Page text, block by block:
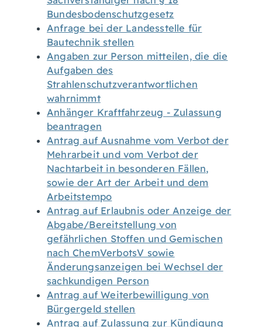
Bundesbodenschutzgesetz
Anfrage bei der Landesstelle für
Bautechnik stellen
Angaben zur Person mitteilen, die die
Aufgaben des
Strahlenschutzverantwortlichen
wahrnimmt
Anhänger Kraftfahrzeug - Zulassung
beantragen
Antrag auf Ausnahme vom Verbot der
Mehrarbeit und vom Verbot der
Nachtarbeit in besonderen Fällen,
sowie der Art der Arbeit und dem
Arbeitstempo
Antrag auf Erlaubnis oder Anzeige der
Abgabe/Bereitstellung von
gefährlichen Stoffen und Gemischen
nach ChemVerbotsV sowie
Änderungsanzeigen bei Wechsel der
sachkundigen Person
Antrag auf Weiterbewilligung von
Bürgergeld stellen
Antrag auf Zulassung zur Kündigung